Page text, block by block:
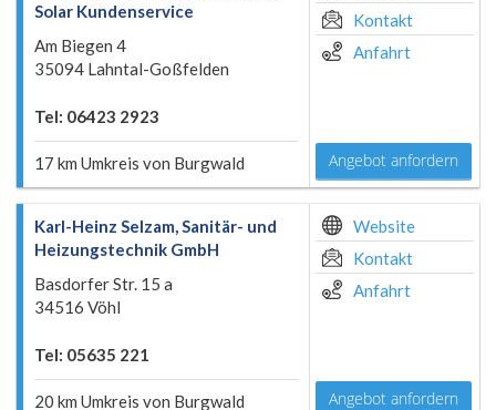
Solar Kundenservice
Am Biegen 4
35094 Lahntal-Goßfelden
Tel: 06423 2923
17 km Umkreis von Burgwald
Kontakt
Anfahrt
Angebot anfordern
Karl-Heinz Selzam, Sanitär- und
Heizungstechnik GmbH
Basdorfer Str. 15 a
34516 Vöhl
Tel: 05635 221
20 km Umkreis von Burgwald
Website
Kontakt
Anfahrt
Angebot anfordern